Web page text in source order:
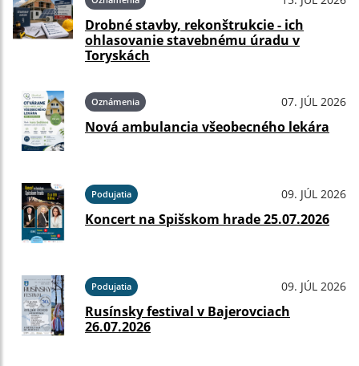
Drobné stavby, rekonštrukcie - ich
ohlasovanie stavebnému úradu v
Toryskách
Oznámenia 07. JÚL 2026
Nová ambulancia všeobecného lekára
Podujatia 09. JÚL 2026
Koncert na Spišskom hrade 25.07.2026
Podujatia 09. JÚL 2026
Rusínsky festival v Bajerovciach
26.07.2026